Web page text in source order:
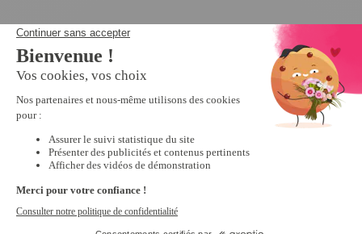
Derniers articles consultés